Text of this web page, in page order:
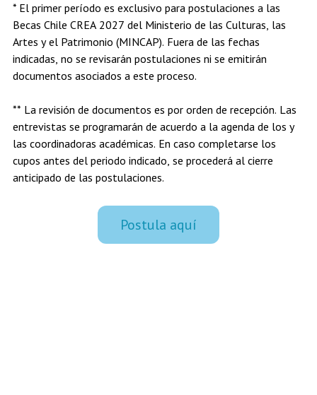
* El primer período es exclusivo para postulaciones a las
Becas Chile CREA 2027 del Ministerio de las Culturas, las
Artes y el Patrimonio (MINCAP). Fuera de las fechas
indicadas, no se revisarán postulaciones ni se emitirán
documentos asociados a este proceso.
** La revisión de documentos es por orden de recepción. Las
entrevistas se programarán de acuerdo a la agenda de los y
las coordinadoras académicas. En caso completarse los
cupos antes del periodo indicado, se procederá al cierre
anticipado de las postulaciones.
Postula aquí